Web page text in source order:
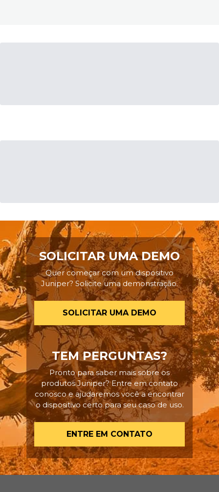
SOLICITAR UMA DEMO
Quer começar com um dispositivo
Juniper? Solicite uma demonstração.
SOLICITAR UMA DEMO
TEM PERGUNTAS?
Pronto para saber mais sobre os
produtos Juniper? Entre em contato
conosco e ajudaremos você a encontrar
o dispositivo certo para seu caso de uso.
ENTRE EM CONTATO